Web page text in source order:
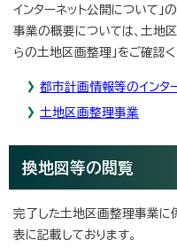
インターネット公開について」
事業の概要については、土地
らの土地区画整理」をご確認く
都市計画情報等のインタ
土地区画整理事業
換地図等の閲覧
完了した土地区画整理事業に
表に記載しております。